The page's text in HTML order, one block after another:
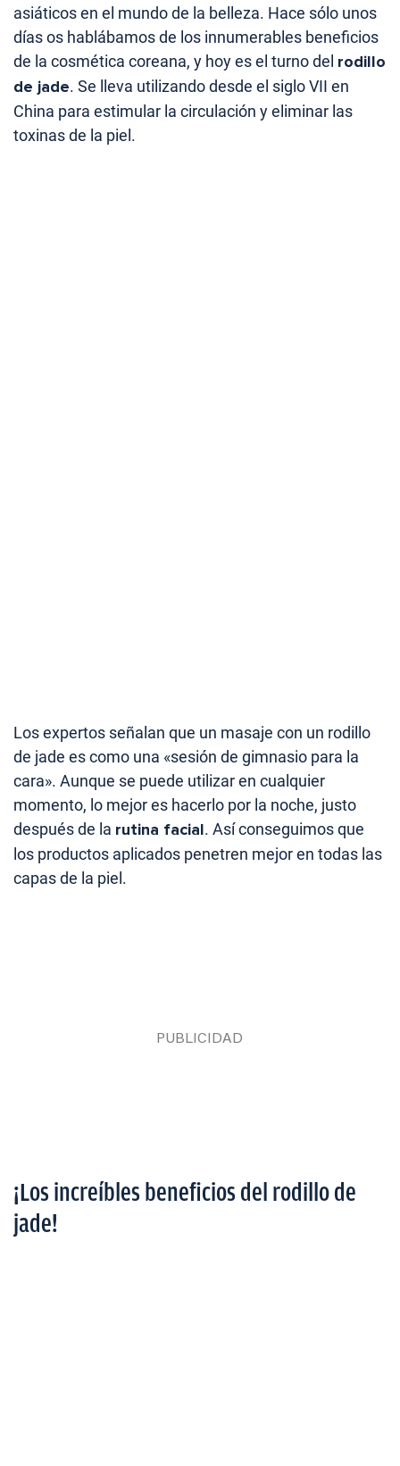
asiáticos en el mundo de la belleza. Hace sólo unos
días os hablábamos de los innumerables beneficios
de la cosmética coreana, y hoy es el turno del rodillo
de jade. Se lleva utilizando desde el siglo VII en
China para estimular la circulación y eliminar las
toxinas de la piel.
Los expertos señalan que un masaje con un rodillo
de jade es como una «sesión de gimnasio para la
cara». Aunque se puede utilizar en cualquier
momento, lo mejor es hacerlo por la noche, justo
después de la rutina facial. Así conseguimos que
los productos aplicados penetren mejor en todas las
capas de la piel.
¡Los increíbles beneficios del rodillo de
jade!